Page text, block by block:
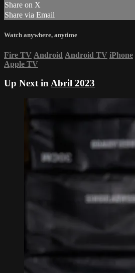
Share on X
Share via Email
Watch anywhere, anytime
Fire TV Android Android TV iPhone
Apple TV
Up Next inAbril 2023